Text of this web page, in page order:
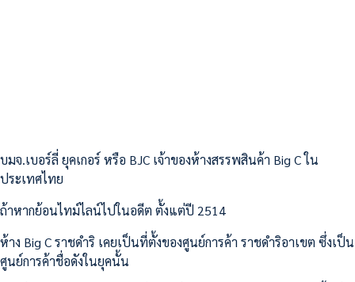
บมจ.เบอร์ลี่ ยุคเกอร์ หรือ BJC เจ้าของห้างสรรพสินค้า Big C ใน
ประเทศไทย
ถ้าหากย้อนไทม์ไลน์ไปในอดีต ตั้งแต่ปี 2514
ห้าง Big C ราชดำริ เคยเป็นที่ตั้งของศูนย์การค้า ราชดำริอาเขต ซึ่งเป็น
ศูนย์การค้าชื่อดังในยุคนั้น